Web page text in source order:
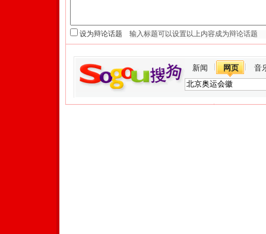
设为辩论话题
新闻 网页 音